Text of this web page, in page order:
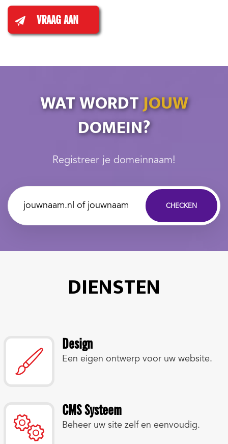
VRAAG AAN
WAT WORDTJOUW
DOMEIN?
Registreer je domeinnaam!
CHECKEN
DIENSTEN
Design
Een eigen ontwerp voor uw website.
CMS Systeem
Beheer uw site zelf en eenvoudig.